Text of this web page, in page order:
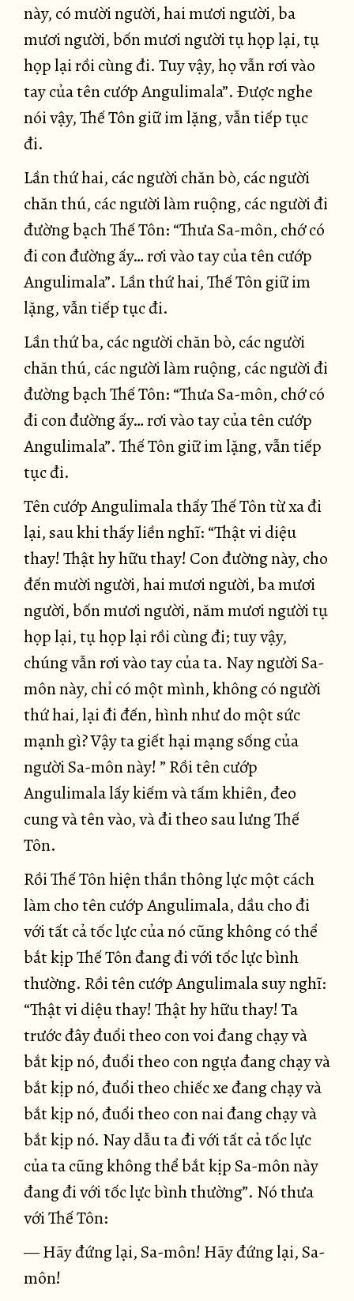
này, có mười người, hai mươi người, ba
mươi người, bốn mươi người tụ họp lại, tụ
họp lại rồi cùng đi. Tuy vậy, họ vẫn rơi vào
tay của tên cướp Angulimala”. Ðược nghe
nói vậy, Thế Tôn giữ im lặng, vẫn tiếp tục
đi.
Lần thứ hai, các người chăn bò, các người
chăn thú, các người làm ruộng, các người đi
đường bạch Thế Tôn: “Thưa Sa-môn, chớ có
đi con đường ấy… rơi vào tay của tên cướp
Angulimala”. Lần thứ hai, Thế Tôn giữ im
lặng, vẫn tiếp tục đi.
Lần thứ ba, các người chăn bò, các người
chăn thú, các người làm ruộng, các người đi
đường bạch Thế Tôn: “Thưa Sa-môn, chớ có
đi con đường ấy… rơi vào tay của tên cướp
Angulimala”. Thế Tôn giữ im lặng, vẫn tiếp
tục đi.
Tên cướp Angulimala thấy Thế Tôn từ xa đi
lại, sau khi thấy liền nghĩ: “Thật vi diệu
thay! Thật hy hữu thay! Con đường này, cho
đến mười người, hai mươi người, ba mươi
người, bốn mươi người, năm mươi người tụ
họp lại, tụ họp lại rồi cùng đi; tuy vậy,
chúng vẫn rơi vào tay của ta. Nay người Sa-
môn này, chỉ có một mình, không có người
thứ hai, lại đi đến, hình như do một sức
mạnh gì? Vậy ta giết hại mạng sống của
người Sa-môn này! ” Rồi tên cướp
Angulimala lấy kiếm và tấm khiên, đeo
cung và tên vào, và đi theo sau lưng Thế
Tôn.
Rồi Thế Tôn hiện thần thông lực một cách
làm cho tên cướp Angulimala, dầu cho đi
với tất cả tốc lực của nó cũng không có thể
bắt kịp Thế Tôn đang đi với tốc lực bình
thường. Rồi tên cướp Angulimala suy nghĩ:
“Thật vi diệu thay! Thật hy hữu thay! Ta
trước đây đuổi theo con voi đang chạy và
bắt kịp nó, đuổi theo con ngựa đang chạy và
bắt kịp nó, đuổi theo chiếc xe đang chạy và
bắt kịp nó, đuổi theo con nai đang chạy và
bắt kịp nó. Nay dẫu ta đi với tất cả tốc lực
của ta cũng không thể bắt kịp Sa-môn này
đang đi với tốc lực bình thường”. Nó thưa
với Thế Tôn:
— Hãy đứng lại, Sa-môn! Hãy đứng lại, Sa-
môn!